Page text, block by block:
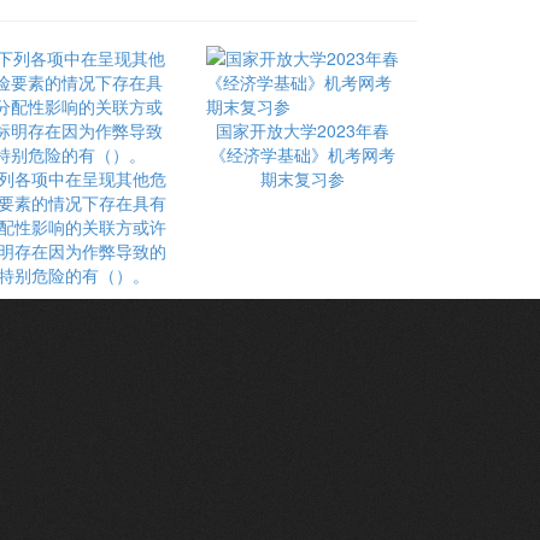
各项中在呈现其他危
素的情况下存在具有
性影响的关联方或许
存在因为作弊导致的
别危险的有（）。
国家开放大学2023年春
《经济学基础》机考网考
期末复习参